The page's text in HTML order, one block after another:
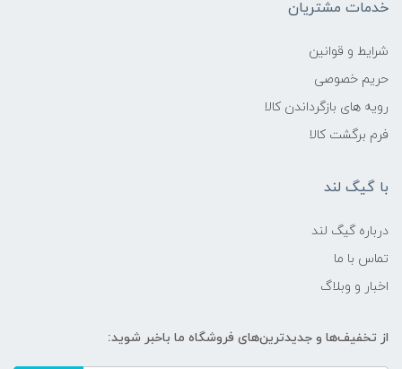
خدمات مشتریان
شرایط و قوانین
حریم خصوصی
رویه های بازگرداندن کالا
فرم برگشت کالا
با گیگ لند
درباره گیگ لند
تماس با ما
اخبار و وبلاگ
از تخفیف‌ها و جدیدترین‌های فروشگاه ما باخبر شوید: